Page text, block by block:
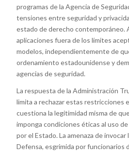
programas de la Agencia de
tensiones entre seguridad y
estado de derecho contemporáneo.
aplicaciones fuera de los límites
modelos, independientemente de
ordenamiento estadounidense y
agencias de seguridad.
La respuesta de la Administración
limita a rechazar estas restricciones
cuestiona la legitimidad misma de
imponga condiciones éticas al uso
por el Estado. La amenaza de
Defensa, esgrimida por funcionarios